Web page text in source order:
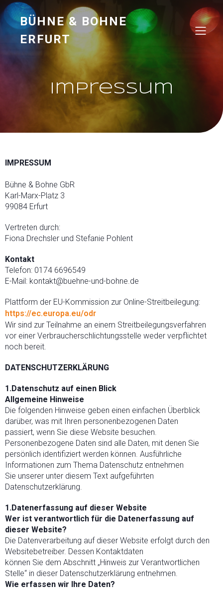
BÜHNE & BOHNE
ERFURT
Impressum
IMPRESSUM
Bühne & Bohne GbR
Karl-Marx-Platz 3
99084 Erfurt
Vertreten durch:
Fiona Drechsler und Stefanie Pohlent
Kontakt
Telefon: 0174 6696549
E-Mail: kontakt@buehne-und-bohne.de
Plattform der EU-Kommission zur Online-Streitbeilegung:
https://ec.europa.eu/odr
Wir sind zur Teilnahme an einem Streitbeilegungsverfahren
vor einer Verbraucherschlichtungsstelle weder verpflichtet
noch bereit.
DATENSCHUTZERKLÄRUNG
1.Datenschutz auf einen Blick
Allgemeine Hinweise
Die folgenden Hinweise geben einen einfachen Überblick
darüber, was mit Ihren personenbezogenen Daten
passiert, wenn Sie diese Website besuchen.
Personenbezogene Daten sind alle Daten, mit denen Sie
persönlich identifiziert werden können. Ausführliche
Informationen zum Thema Datenschutz entnehmen
Sie unserer unter diesem Text aufgeführten
Datenschutzerklärung.
1.Datenerfassung auf dieser Website
Wer ist verantwortlich für die Datenerfassung auf
dieser Website?
Die Datenverarbeitung auf dieser Website erfolgt durch den
Websitebetreiber. Dessen Kontaktdaten
können Sie dem Abschnitt „Hinweis zur Verantwortlichen
Stelle“ in dieser Datenschutzerklärung entnehmen.
Wie erfassen wir Ihre Daten?